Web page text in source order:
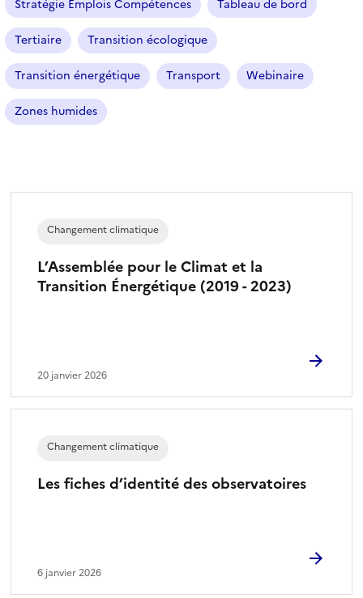
Stratégie Emplois Compétences Tableau de bord
Tertiaire Transition écologique
Transition énergétique Transport Webinaire
Zones humides
L’Assemblée pour le Climat et la
Transition Énergétique (2019 - 2023)
Changement climatique
20 janvier 2026
Les fiches d’identité des observatoires
Changement climatique
6 janvier 2026